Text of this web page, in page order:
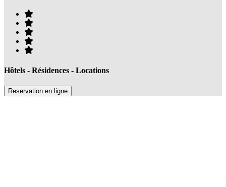
Hôtels - Résidences - Locations
Reservation en ligne